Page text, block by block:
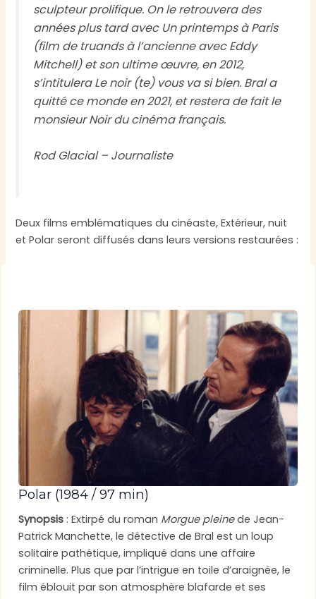
sculpteur prolifique. On le retrouvera des
années plus tard avec Un printemps à Paris
(film de truands à l’ancienne avec Eddy
Mitchell) et son ultime œuvre, en 2012,
s’intituleraLe noir (te) vous va si bien. Bral a
quitté ce monde en 2021, et restera de fait le
monsieur Noir du cinéma français.
Rod Glacial – Journaliste
Deux films emblématiques du cinéaste, Extérieur, nuit
et Polar seront diffusés dans leurs versions restaurées :
Polar (1984 / 97 min)
Synopsis : Extirpé du roman Morgue pleinede Jean-
Patrick Manchette, le détective de Bral est un loup
solitaire pathétique, impliqué dans une affaire
criminelle. Plus que par l’intrigue en toile d’araignée, le
film éblouit par son atmosphère blafarde et ses